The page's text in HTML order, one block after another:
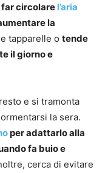
circolare l’aria
la
tapparelle o tende
il giorno e
e si tramonta
la sera.
per adattarlo alla
fa buio e
cerca di evitare